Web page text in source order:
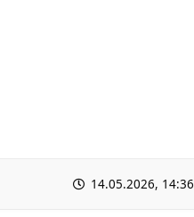
14.05.2026, 14:36